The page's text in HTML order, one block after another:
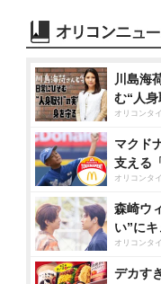
川島海
む“人
オリコンタ
マクド
支える
オリコンタ
森崎ウ
い”に
オリコンタ
デカす